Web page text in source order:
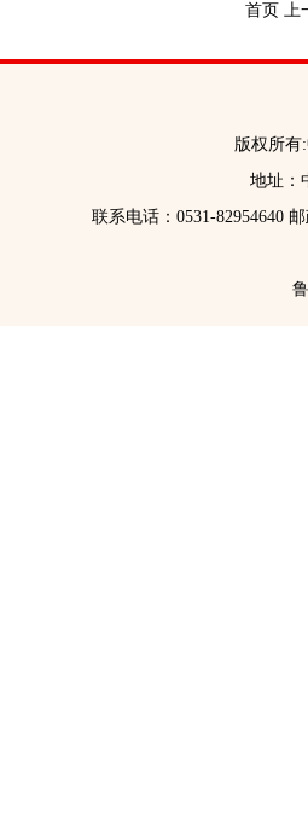
首页 上
版权所有
地址：
联系电话：0531-82954640